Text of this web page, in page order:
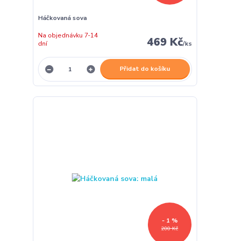
Háčkovaná sova
469 Kč/ks
Na objednávku 7-14
dní
Přidat do košíku
200 Kč
- 1 %